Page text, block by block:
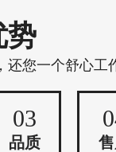
势
还您一个舒心工
03
品质